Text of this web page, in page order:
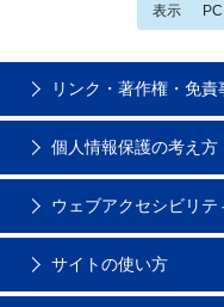
表示 PC
リンク・著作権・免責
個人情報保護の考え方
ウェブアクセシビリテ
サイトの使い方